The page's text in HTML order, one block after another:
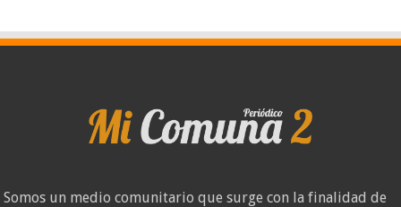
Somos un medio comunitario que surge con la finalidad de